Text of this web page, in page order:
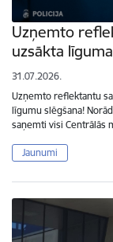
Uzņemto
uzsākta
31.07.2026.
Uzņemto reflektantu
līgumu slēgšana!
saņemti visi Centrālās
Jaunumi